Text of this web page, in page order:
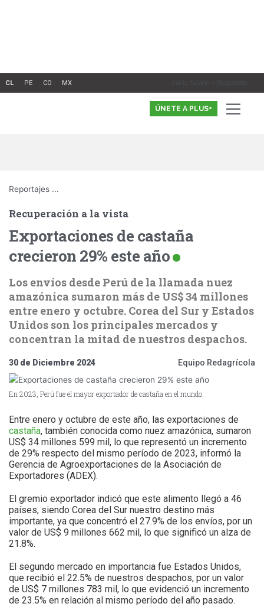
Inicia Sesión o Registrate
ÚNETE A PLUS+
Reportajes ...
Recuperación a la vista
Exportaciones de castaña
crecieron 29% este año
Los envíos desde Perú de la llamada nuez
amazónica sumaron más de US$ 34 millones
entre enero y octubre. Corea del Sur y Estados
Unidos son los principales mercados y
concentran la mitad de nuestros despachos.
30 de Diciembre 2024 Equipo Redagrícola
En 2023, Perú fue el mayor exportador de castaña en el mundo.
Entre enero y octubre de este año, las exportaciones de
castaña, también conocida como nuez amazónica, sumaron
US$ 34 millones 599 mil, lo que representó un incremento
de 29% respecto del mismo período de 2023, informó la
Gerencia de Agroexportaciones de la Asociación de
Exportadores (ADEX).
El gremio exportador indicó que este alimento llegó a 46
países, siendo Corea del Sur nuestro destino más
importante, ya que concentró el 27.9% de los envíos, por un
valor de US$ 9 millones 662 mil, lo que significó un alza de
21.8%.
El segundo mercado en importancia fue Estados Unidos,
que recibió el 22.5% de nuestros despachos, por un valor
de US$ 7 millones 783 mil, lo que evidenció un incremento
de 23.5% en relación al mismo período del año pasado.